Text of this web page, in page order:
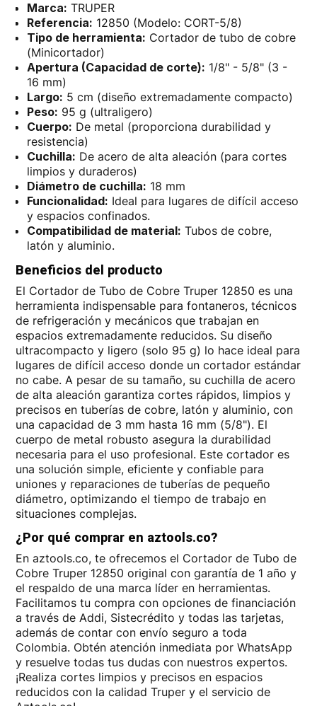
Marca: TRUPER
Referencia: 12850 (Modelo: CORT-5/8)
Tipo de herramienta: Cortador de tubo de cobre
(Minicortador)
Apertura (Capacidad de corte): 1/8" - 5/8" (3 -
16 mm)
Largo: 5 cm (diseño extremadamente compacto)
Peso: 95 g (ultraligero)
Cuerpo: De metal (proporciona durabilidad y
resistencia)
Cuchilla: De acero de alta aleación (para cortes
limpios y duraderos)
Diámetro de cuchilla: 18 mm
Funcionalidad: Ideal para lugares de difícil acceso
y espacios confinados.
Compatibilidad de material: Tubos de cobre,
latón y aluminio.
Beneficios del producto
El Cortador de Tubo de Cobre Truper 12850 es una
herramienta indispensable para fontaneros, técnicos
de refrigeración y mecánicos que trabajan en
espacios extremadamente reducidos. Su diseño
ultracompacto y ligero (solo 95 g) lo hace ideal para
lugares de difícil acceso donde un cortador estándar
no cabe. A pesar de su tamaño, su cuchilla de acero
de alta aleación garantiza cortes rápidos, limpios y
precisos en tuberías de cobre, latón y aluminio, con
una capacidad de 3 mm hasta 16 mm (5/8"). El
cuerpo de metal robusto asegura la durabilidad
necesaria para el uso profesional. Este cortador es
una solución simple, eficiente y confiable para
uniones y reparaciones de tuberías de pequeño
diámetro, optimizando el tiempo de trabajo en
situaciones complejas.
¿Por qué comprar en aztools.co?
En aztools.co, te ofrecemos el Cortador de Tubo de
Cobre Truper 12850 original con garantía de 1 año y
el respaldo de una marca líder en herramientas.
Facilitamos tu compra con opciones de financiación
a través de Addi, Sistecrédito y todas las tarjetas,
además de contar con envío seguro a toda
Colombia. Obtén atención inmediata por WhatsApp
y resuelve todas tus dudas con nuestros expertos.
¡Realiza cortes limpios y precisos en espacios
reducidos con la calidad Truper y el servicio de